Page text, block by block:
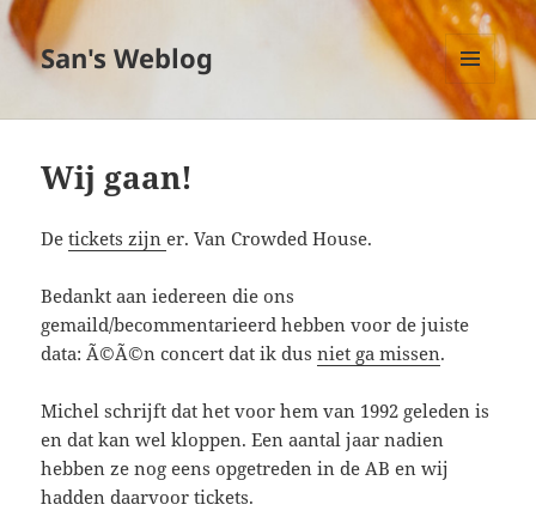
San's Weblog
MENU
EN
Wij gaan!
Detickets zijner. Van Crowded House.
Bedankt aan iedereen die ons
gemaild/becommentarieerd hebben voor de juiste
data: Ã©Ã©n concert dat ik dusniet ga missen.
Michel schrijft dat het voor hem van 1992 geleden is
en dat kan wel kloppen. Een aantal jaar nadien
hebben ze nog eens opgetreden in de AB en wij
hadden daarvoor tickets.